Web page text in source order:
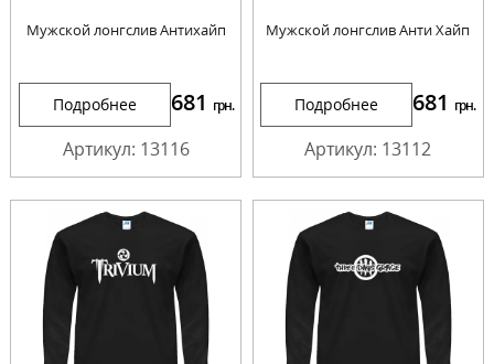
Мужской лонгслив Антихайп
Подробнее 681 грн.
Артикул: 13116
Мужской лонгслив Анти Хайп
Подробнее 681 грн.
Артикул: 13112